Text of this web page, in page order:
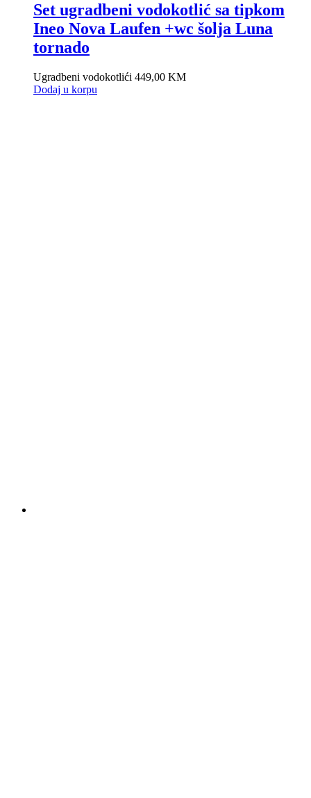
Set ugradbeni vodokotlić sa tipkom
Ineo Nova Laufen +wc šolja Luna
tornado
Ugradbeni vodokotlići 449,00 KM
Dodaj u korpu